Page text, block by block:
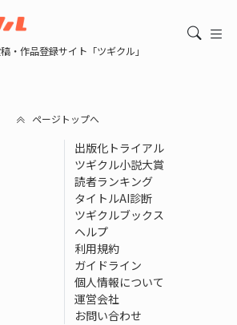
・作品登録サイト「ツギクル」
ページトップへ
出版化トライアル
ツギクル小説大賞
読者ランキング
タイトルAI診断
ツギクルブックス
ヘルプ
利用規約
ガイドライン
個人情報について
運営会社
お問い合わせ